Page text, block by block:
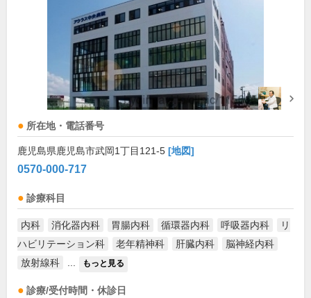
所在地・電話番号
鹿児島県鹿児島市武岡1丁目121-5 [地図]
0570-000-717
診療科目
内科 消化器内科 胃腸内科 循環器内科 呼吸器内科
リ
ハビリテーション科
老年精神科 肝臓内科
脳神経内科
放射線科
もっと見る
診療/受付時間・休診日